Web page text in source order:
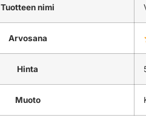
Tuotteen nimi
Arvosana
Hinta
Muoto